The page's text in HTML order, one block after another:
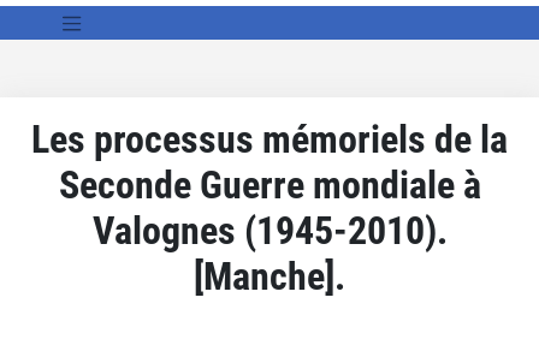
Les processus mémoriels de la
Seconde Guerre mondiale à
Valognes (1945-2010).
[Manche].